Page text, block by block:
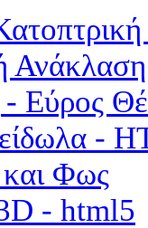
- Εύρος
-
Φως
- html5